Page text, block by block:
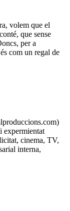
volem que el
que sense
per a
com un regal de
expermientat
cinema, TV,
interna,